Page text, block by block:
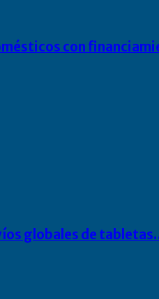
con
globales de